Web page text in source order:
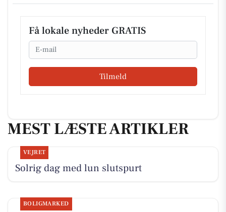
Få lokale nyheder GRATIS
Email
Tilmeld
MEST LÆSTE ARTIKLER
VEJRET
Solrig dag med lun slutspurt
BOLIGMARKED